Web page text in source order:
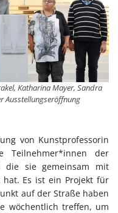
Katharina Mayer, Sandra
Ausstellungseröffnung
von Kunstprofessorin
Teilnehmer*innen der
die sie gemeinsam mit
Es ist ein Projekt für
auf der Straße haben
wöchentlich treffen, um